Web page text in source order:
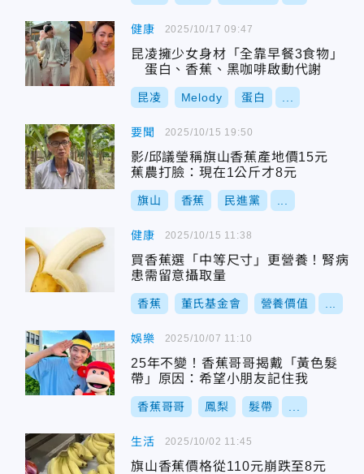
健康
昆凌擁少女身材「全靠早餐3食物」
蛋白、香蕉、黑咖啡啟動代謝
昆凌 Melody 蛋白
2025/10/17 09:47
要聞
影/邱議瑩稱旗山香蕉產地價15元
蕉農打臉：現在1公斤才8元
旗山 香蕉 民進黨
2025/10/15 19:50
健康
買香蕉選「中等尺寸」更營養！腎病
患需留意攝取量
香蕉 董氏基金會 營養價值
2025/10/15 11:38
娛樂
25年不變！香蕉哥哥揭戴「黃色髮
帶」原因：希望小朋友記住我
香蕉哥哥 鳳梨 髮帶
2025/10/07 11:10
生活
旗山香蕉價格從110元崩跌至8元
2025/10/02 11:45